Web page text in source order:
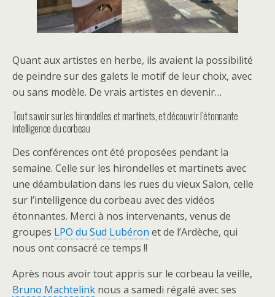
Quant aux artistes en herbe, ils avaient la possibilité
de peindre sur des galets le motif de leur choix, avec
ou sans modèle. De vrais artistes en devenir…
Tout savoir sur les hirondelles et martinets, et découvrir l’étonnante
intelligence du corbeau
Des conférences ont été proposées pendant la
semaine. Celle sur les hirondelles et martinets avec
une déambulation dans les rues du vieux Salon, celle
sur l’intelligence du corbeau avec des vidéos
étonnantes. Merci à nos intervenants, venus de
groupes LPO du Sud Lubéron et de l’Ardèche, qui
nous ont consacré ce temps !!
Après nous avoir tout appris sur le corbeau la veille,
Bruno Machtelink nous a samedi régalé avec ses